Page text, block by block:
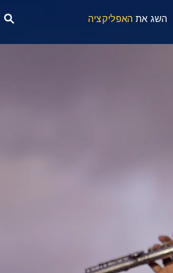
השג את האפליקציה